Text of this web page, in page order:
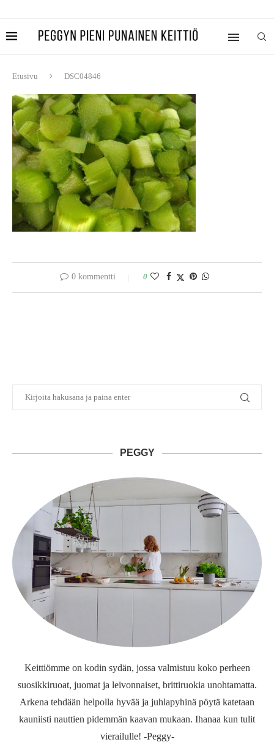
Etusivu DSC04846
0 kommentti 0
PEGGY
Keittiömme on kodin sydän, jossa valmistuu koko perheen
suosikkiruoat, juomat ja leivonnaiset, brittiruokia unohtamatta.
Arkena tehdään helpolla hyvää ja juhlapyhinä pöytä katetaan
kauniisti nauttien pidemmän kaavan mukaan. Ihanaa kun tulit
vierailulle! -Peggy-